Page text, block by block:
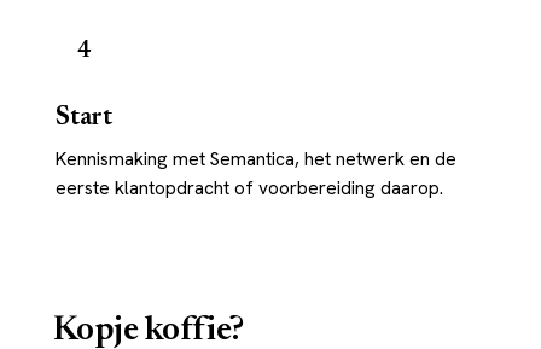
4
Start
Kennismaking met Semantica, het netwerk en de
eerste klantopdracht of voorbereiding daarop.
Kopje koffie?